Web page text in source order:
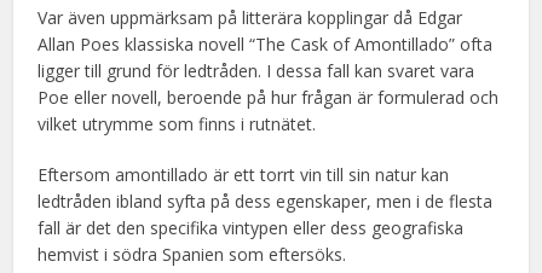
Var även uppmärksam på litterära kopplingar då Edgar
Allan Poes klassiska novell “The Cask of Amontillado” ofta
ligger till grund för ledtråden. I dessa fall kan svaret vara
Poe eller novell, beroende på hur frågan är formulerad och
vilket utrymme som finns i rutnätet.
Eftersom amontillado är ett torrt vin till sin natur kan
ledtråden ibland syfta på dess egenskaper, men i de flesta
fall är det den specifika vintypen eller dess geografiska
hemvist i södra Spanien som eftersöks.